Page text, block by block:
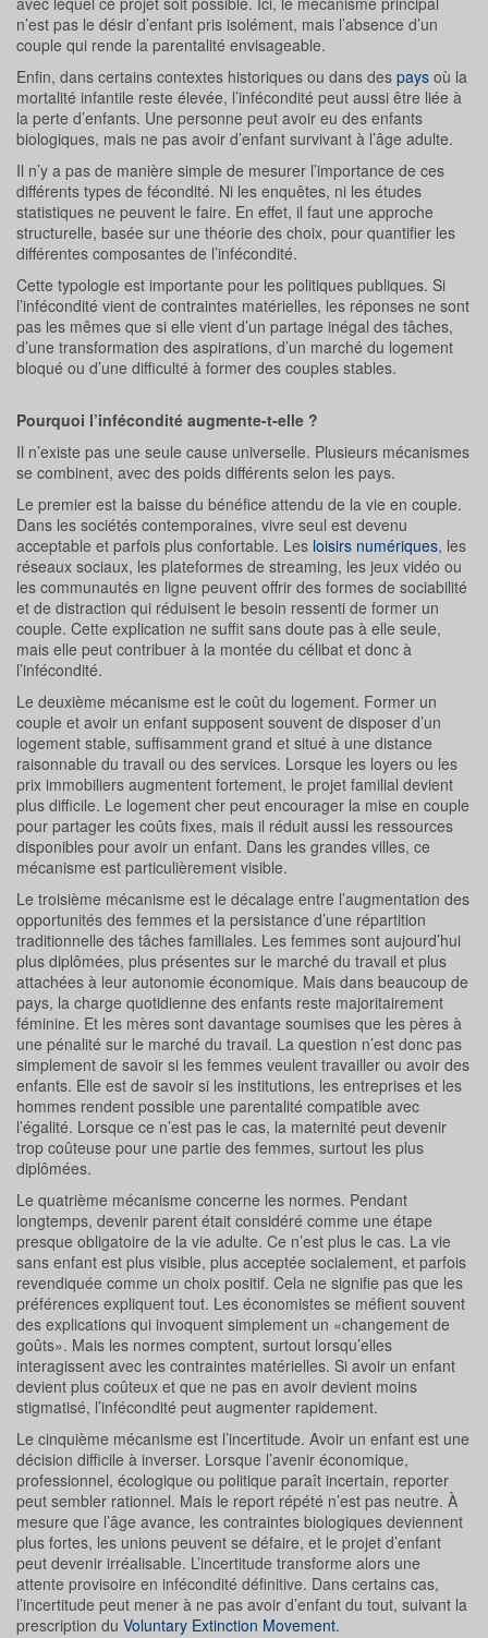
n’est pas le désir d’enfant pris isolément, mais l’absence d’un
couple qui rende la parentalité envisageable.
Enfin, dans certains contextes historiques ou dans des pays où la
mortalité infantile reste élevée, l’infécondité peut aussi être liée à
la perte d’enfants. Une personne peut avoir eu des enfants
biologiques, mais ne pas avoir d’enfant survivant à l’âge adulte.
Il n’y a pas de manière simple de mesurer l’importance de ces
différents types de fécondité. Ni les enquêtes, ni les études
statistiques ne peuvent le faire. En effet, il faut une approche
structurelle, basée sur une théorie des choix, pour quantifier les
différentes composantes de l’infécondité.
Cette typologie est importante pour les politiques publiques. Si
l’infécondité vient de contraintes matérielles, les réponses ne sont
pas les mêmes que si elle vient d’un partage inégal des tâches,
d’une transformation des aspirations, d’un marché du logement
bloqué ou d’une difficulté à former des couples stables.
Pourquoi l’infécondité augmente-t-elle ?
Il n’existe pas une seule cause universelle. Plusieurs mécanismes
se combinent, avec des poids différents selon les pays.
Le premier est la baisse du bénéfice attendu de la vie en couple.
Dans les sociétés contemporaines, vivre seul est devenu
acceptable et parfois plus confortable. Les loisirs numériques, les
réseaux sociaux, les plateformes de streaming, les jeux vidéo ou
les communautés en ligne peuvent offrir des formes de sociabilité
et de distraction qui réduisent le besoin ressenti de former un
couple. Cette explication ne suffit sans doute pas à elle seule,
mais elle peut contribuer à la montée du célibat et donc à
l’infécondité.
Le deuxième mécanisme est le coût du logement. Former un
couple et avoir un enfant supposent souvent de disposer d’un
logement stable, suffisamment grand et situé à une distance
raisonnable du travail ou des services. Lorsque les loyers ou les
prix immobiliers augmentent fortement, le projet familial devient
plus difficile. Le logement cher peut encourager la mise en couple
pour partager les coûts fixes, mais il réduit aussi les ressources
disponibles pour avoir un enfant. Dans les grandes villes, ce
mécanisme est particulièrement visible.
Le troisième mécanisme est le décalage entre l’augmentation des
opportunités des femmes et la persistance d’une répartition
traditionnelle des tâches familiales. Les femmes sont aujourd’hui
plus diplômées, plus présentes sur le marché du travail et plus
attachées à leur autonomie économique. Mais dans beaucoup de
pays, la charge quotidienne des enfants reste majoritairement
féminine. Et les mères sont davantage soumises que les pères à
une pénalité sur le marché du travail. La question n’est donc pas
simplement de savoir si les femmes veulent travailler ou avoir des
enfants. Elle est de savoir si les institutions, les entreprises et les
hommes rendent possible une parentalité compatible avec
l’égalité. Lorsque ce n’est pas le cas, la maternité peut devenir
trop coûteuse pour une partie des femmes, surtout les plus
diplômées.
Le quatrième mécanisme concerne les normes. Pendant
longtemps, devenir parent était considéré comme une étape
presque obligatoire de la vie adulte. Ce n’est plus le cas. La vie
sans enfant est plus visible, plus acceptée socialement, et parfois
revendiquée comme un choix positif. Cela ne signifie pas que les
préférences expliquent tout. Les économistes se méfient souvent
des explications qui invoquent simplement un «changement de
goûts». Mais les normes comptent, surtout lorsqu’elles
interagissent avec les contraintes matérielles. Si avoir un enfant
devient plus coûteux et que ne pas en avoir devient moins
stigmatisé, l’infécondité peut augmenter rapidement.
Le cinquième mécanisme est l’incertitude. Avoir un enfant est une
décision difficile à inverser. Lorsque l’avenir économique,
professionnel, écologique ou politique paraît incertain, reporter
peut sembler rationnel. Mais le report répété n’est pas neutre. À
mesure que l’âge avance, les contraintes biologiques deviennent
plus fortes, les unions peuvent se défaire, et le projet d’enfant
peut devenir irréalisable. L’incertitude transforme alors une
attente provisoire en infécondité définitive. Dans certains cas,
l’incertitude peut mener à ne pas avoir d’enfant du tout, suivant la
prescription du Voluntary Extinction Movement.